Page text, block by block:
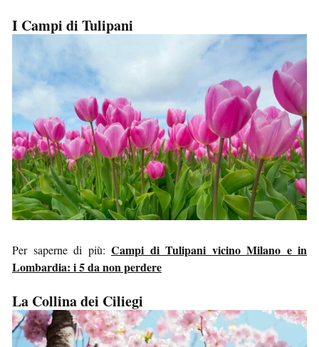
I Campi di Tulipani
Per saperne di più: Campi di Tulipani vicino Milano e in
Lombardia: i 5 da non perdere
La Collina dei Ciliegi